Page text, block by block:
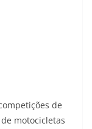
de
motocicletas